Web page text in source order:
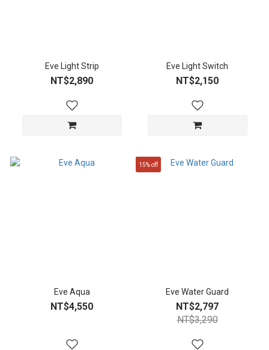
Eve Light Strip
NT$2,890
Eve Light Switch
NT$2,150
Eve Aqua
NT$4,550
15% off
Eve Water Guard
NT$2,797
NT$3,290